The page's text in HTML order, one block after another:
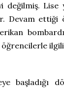
Lise
Devam ettiği
öğrencilerle
başladığı